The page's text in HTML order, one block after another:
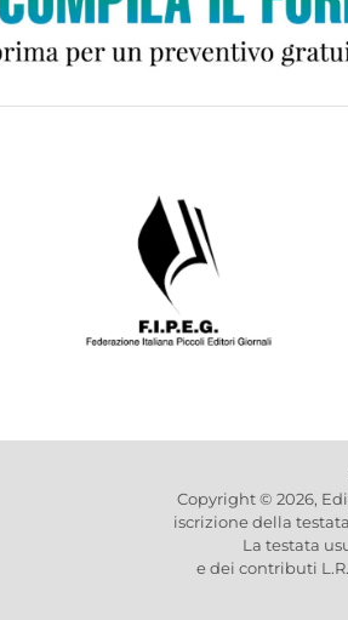
Copyright © 2026,
iscrizione della testata
La testata
e dei contributi